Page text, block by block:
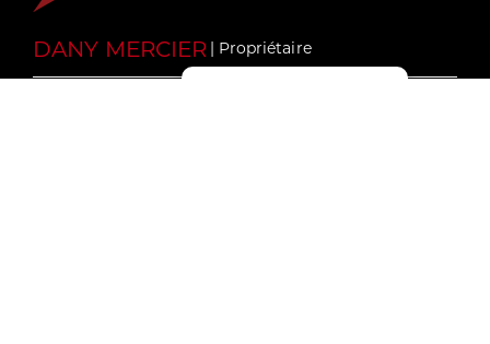
DANY MERCIER | Propriétaire